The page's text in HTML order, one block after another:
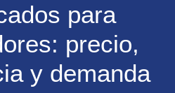
para
precio,
y demanda